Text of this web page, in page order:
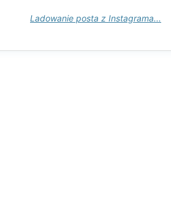
Ladowanie posta z Instagrama...